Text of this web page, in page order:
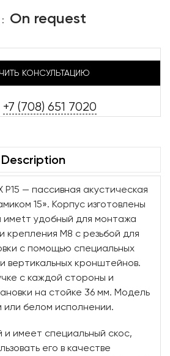
On request
КОНСУЛЬТАЦИЮ
+7 (708) 651 7020
Description
P15 — пассивная акустическая
15». Корпус изготовлены
имеtт удобный для монтажа
крепления M8 с резьбой для
с помощью специальных
вертикальных кронштейнов.
с каждой стороны и
на стойке 36 мм. Модель
или белом исполнении.
и имеет специальный скос,
его в качестве